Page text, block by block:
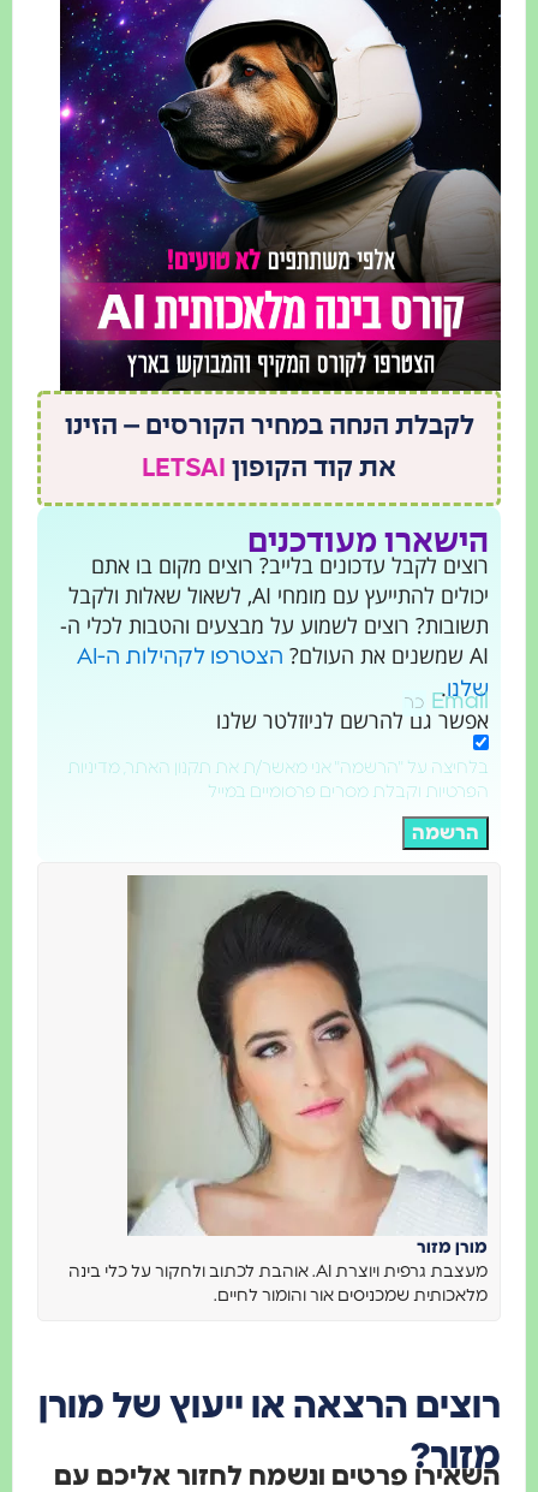
לקבלת הנחה במחיר הקורסים – הזינו
את קוד הקופוןLETSAI
הישארו מעודכנים
רוצים לקבל עדכונים בלייב? רוצים מקום בו אתם
יכולים להתייעץ עם מומחי AI, לשאול שאלות ולקבל
תשובות? רוצים לשמוע על מבצעים והטבות לכלי ה-
AI שמשנים את העולם?
הצטרפו לקהילות ה-AI
שלנו.
אפשר גם להרשם לניוזלטר שלנו
Email
בלחיצה על "הרשמה" אני מאשר/ת את תקנון האתר, מדיניות
הפרטיות וקבלת מסרים פרסומיים במייל
הרשמה
מורן מזור
מעצבת גרפית ויוצרת AI. אוהבת לכתוב ולחקור על כלי בינה
מלאכותית שמכניסים אור והומור לחיים.
רוצים הרצאה או ייעוץ של מורן
מזור?
השאירו פרטים ונשמח לחזור אליכם עם